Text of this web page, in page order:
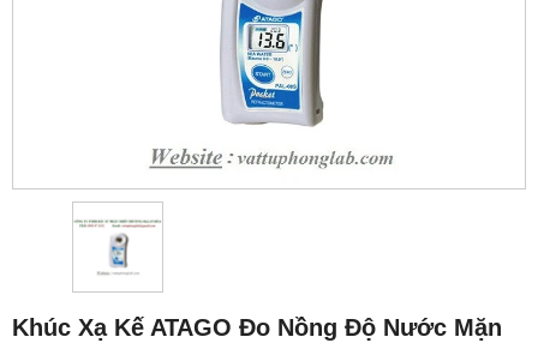
Khúc Xạ Kế ATAGO Đo Nồng Độ Nước Mặn